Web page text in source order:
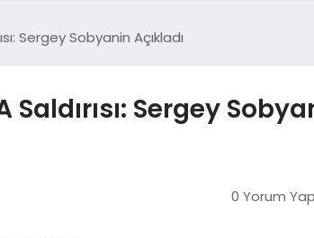
Sergey Sobyanin Açıkladı
Sergey
0 Yorum